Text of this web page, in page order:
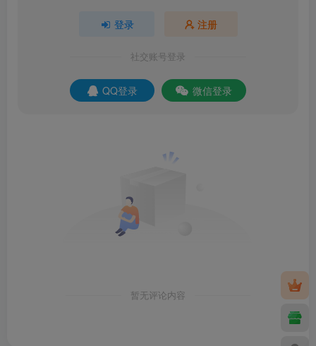
登录 注册
社交账号登录
QQ登录 微信登录
暂无评论内容